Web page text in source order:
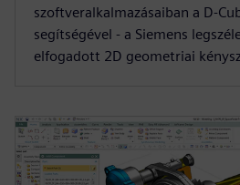
szoftveralkalmazásaiban a D-
segítségével - a Siemens
elfogadott 2D geometriai